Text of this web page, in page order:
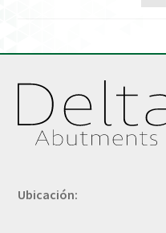
Ubicación: